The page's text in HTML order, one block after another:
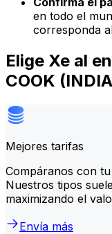
en todo el
corresponda
Elige Xe al
COOK
Mejores tarifas
Compáranos con
Nuestros tipos
maximizando el
Envía más